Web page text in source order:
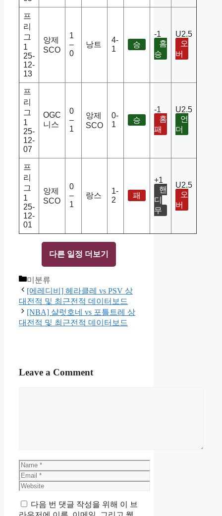
프
리
그
1
25-
12-
13
앙제
SCO
1
–
0
낭트
4-
1
승
-1
홈
승
U2.5
오
버
프
리
그
1
25-
12-
07
OGC
니스
0
–
1
앙제
SCO
0-
1
승
-1
홈
패
U2.5
언
더
프
리
그
1
25-
12-
01
앙제
SCO
0
–
1
랑스
1-
2
패
+1
핸
디
무
U2.5
오
버
다른 일정 더보기
Categories
미분류
[에레디비] 헤라클레 vs PSV 상
대전적 및 최근전적 데이터보드
[NBA] 샬럿호네 vs 포틀트레 상
대전적 및 최근전적 데이터보드
Leave a Comment
Name
Email
Website
다음 번 댓글 작성을 위해 이 브